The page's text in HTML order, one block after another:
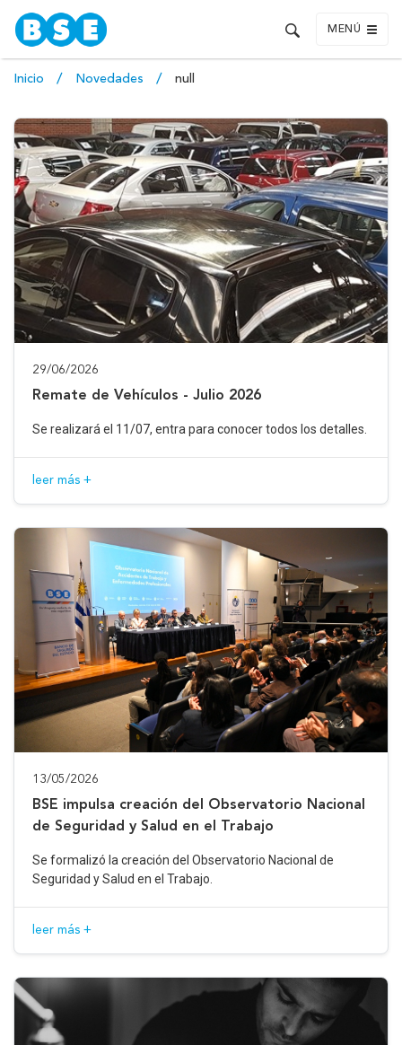
MENÚ
Inicio Novedades null
29/06/2026
Remate de Vehículos - Julio 2026
Se realizará el 11/07, entra para conocer todos los detalles.
leer más +
13/05/2026
BSE impulsa creación del Observatorio Nacional
de Seguridad y Salud en el Trabajo
Se formalizó la creación del Observatorio Nacional de
Seguridad y Salud en el Trabajo.
leer más +